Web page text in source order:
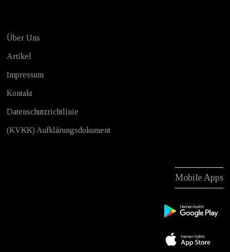
Über Uns
Artikel
Impressum
Kontakt
Datenschutzrichtlinie
(KVKK) Aufklärungsdokument
Mobile Apps